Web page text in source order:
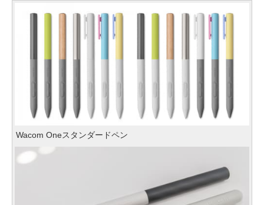
Wacom Oneスタンダードペン